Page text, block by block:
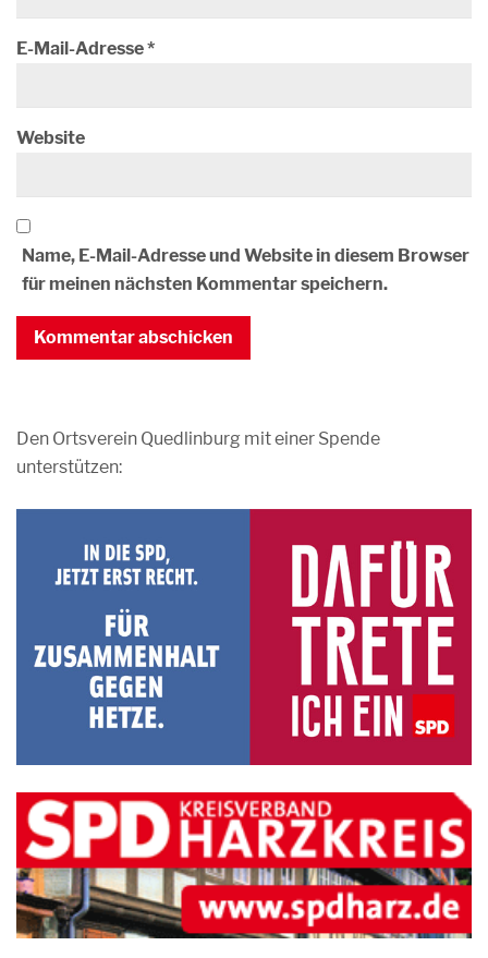
E-Mail-Adresse*
Website
Name, E-Mail-Adresse und Website in diesem Browser
für meinen nächsten Kommentar speichern.
Den Ortsverein Quedlinburg mit einer Spende
unterstützen: